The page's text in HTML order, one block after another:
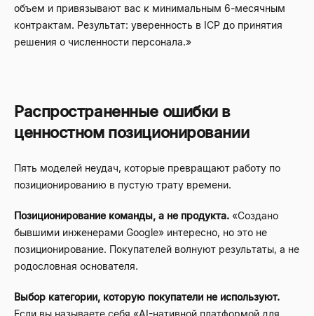
объем и привязывают вас к минимальным 6-месячным
контрактам. Результат: уверенность в ICP до принятия
решения о численности персонала.»
Распространенные ошибки в
ценностном позиционировании
Пять моделей неудач, которые превращают работу по
позиционированию в пустую трату времени.
Позиционирование команды, а не продукта. «Создано
бывшими инженерами Google» интересно, но это не
позиционирование. Покупателей волнуют результаты, а не
родословная основателя.
Выбор категории, которую покупатели не используют.
Если вы называете себя «AI-нативной платформой для